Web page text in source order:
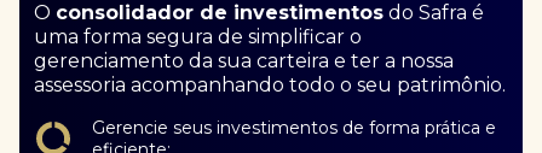
O consolidador de investimentos do Safra é
uma forma segura de simplificar o
gerenciamento da sua carteira e ter a nossa
assessoria acompanhando todo o seu patrimônio.
Gerencie seus investimentos de forma prática e